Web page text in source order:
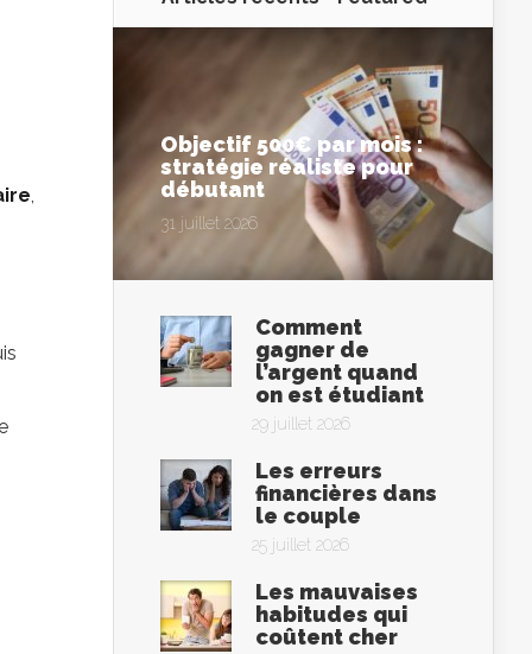
,
Objectif 500€ par mois :
stratégie réaliste pour
débutant
31 juillet 2026
Comment
gagner de
l’argent quand
on est étudiant
29 juillet 2026
Les erreurs
financières dans
le couple
25 juillet 2026
Les mauvaises
habitudes qui
coûtent cher